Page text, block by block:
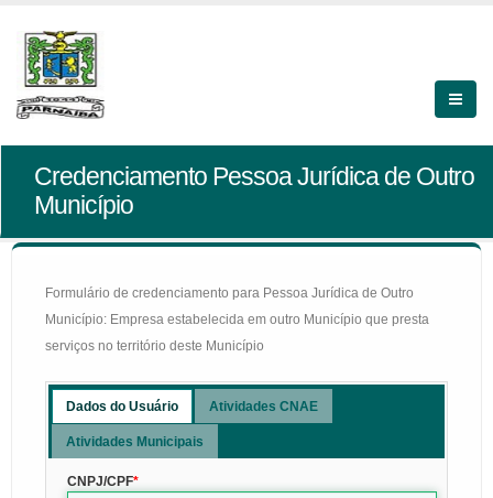
Credenciamento Pessoa Jurídica de Outro
Município
Formulário de credenciamento para Pessoa Jurídica de Outro
Município: Empresa estabelecida em outro Município que presta
serviços no território deste Município
Dados do Usuário Atividades CNAE
Atividades Municipais
CNPJ/CPF